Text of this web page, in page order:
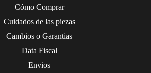
Cómo Comprar
Cuidados de las piezas
Cambios o Garantias
Data Fiscal
Envios